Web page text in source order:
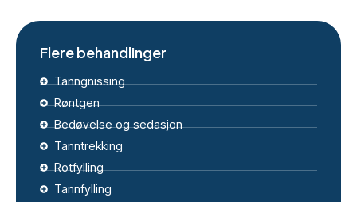
Flere behandlinger
Tanngnissing
Røntgen
Bedøvelse og sedasjon
Tanntrekking
Rotfylling
Tannfylling